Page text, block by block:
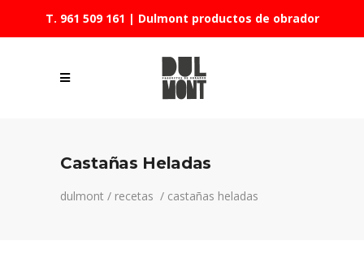
T. 961 509 161 | Dulmont productos de obrador
Castañas Heladas
dulmont / recetas / castañas heladas